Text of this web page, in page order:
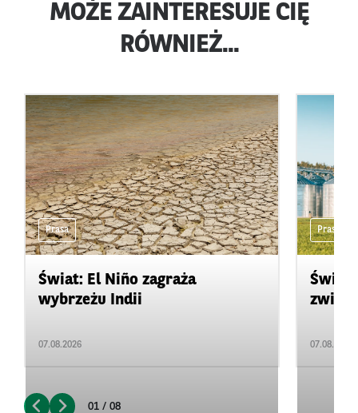
MOŻE ZAINTERESUJE CIĘ
RÓWNIEŻ...
Prasa
Świat: El Niño zagraża
wybrzeżu Indii
07.08.2026
Prasa
07.08.2026
01 / 08